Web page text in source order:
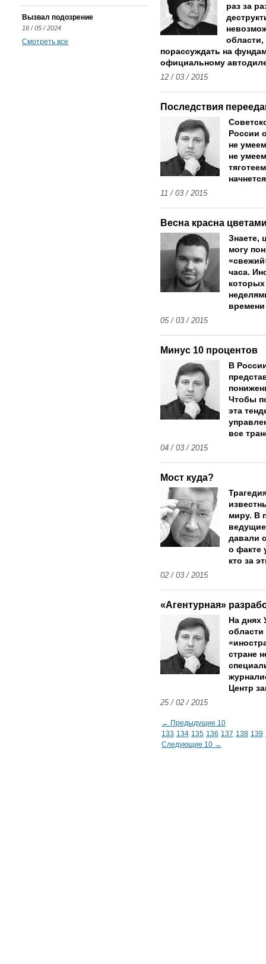
раз за
области,
порассуждать на
официальному
12 / 03 / 2015
Последствия
России
не
не
11 / 03 / 2015
Весна красна
Знаете,
могу
часа.
времени
05 / 03 / 2015
Минус 10 процентов
В
Чтобы
эта
все
04 / 03 / 2015
Мост куда?
миру. В
давали
о факте
кто за
02 / 03 / 2015
«Агентурная»
На днях
стране
Центр
25 / 02 / 2015
← Предыдущие 10
133 134 135 136 137 138 139
Следующие 10 →
Вызвал подозрение
16 / 05 / 2024
Смотреть все